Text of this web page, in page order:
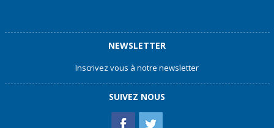
NEWSLETTER
Inscrivez vous à notre newsletter
SUIVEZ NOUS